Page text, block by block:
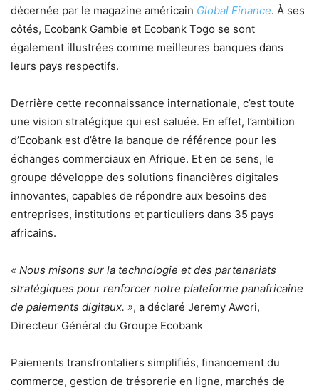
décernée par le magazine américain Global Finance. À ses
côtés, Ecobank Gambie et Ecobank Togo se sont
également illustrées comme meilleures banques dans
leurs pays respectifs.
Derrière cette reconnaissance internationale, c’est toute
une vision stratégique qui est saluée. En effet, l’ambition
d’Ecobank est d’être la banque de référence pour les
échanges commerciaux en Afrique. Et en ce sens, le
groupe développe des solutions financières digitales
innovantes, capables de répondre aux besoins des
entreprises, institutions et particuliers dans 35 pays
africains.
« Nous misons sur la technologie et des partenariats
stratégiques pour renforcer notre plateforme panafricaine
de paiements digitaux. », a déclaré Jeremy Awori,
Directeur Général du Groupe Ecobank
Paiements transfrontaliers simplifiés, financement du
commerce, gestion de trésorerie en ligne, marchés de